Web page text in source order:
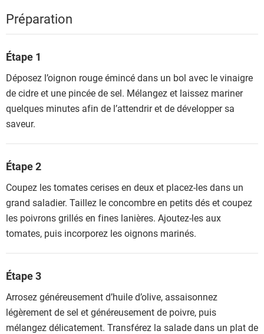
Préparation
Étape 1
Déposez l’oignon rouge émincé dans un bol avec le vinaigre
de cidre et une pincée de sel. Mélangez et laissez mariner
quelques minutes afin de l’attendrir et de développer sa
saveur.
Étape 2
Coupez les tomates cerises en deux et placez-les dans un
grand saladier. Taillez le concombre en petits dés et coupez
les poivrons grillés en fines lanières. Ajoutez-les aux
tomates, puis incorporez les oignons marinés.
Étape 3
Arrosez généreusement d’huile d’olive, assaisonnez
légèrement de sel et généreusement de poivre, puis
mélangez délicatement. Transférez la salade dans un plat de